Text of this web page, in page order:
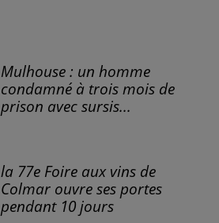
Mulhouse : un homme
condamné à trois mois de
prison avec sursis...
la 77e Foire aux vins de
Colmar ouvre ses portes
pendant 10 jours